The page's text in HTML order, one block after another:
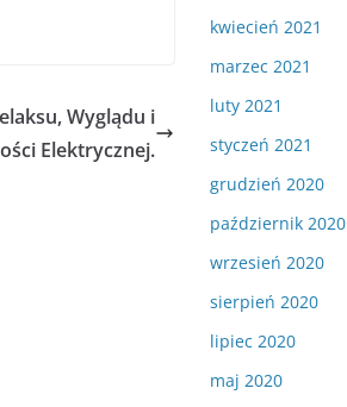
Wyglądu i
Elektrycznej.
kwiecień 2021
marzec 2021
luty 2021
styczeń 2021
grudzień 2020
październik 2020
wrzesień 2020
sierpień 2020
lipiec 2020
maj 2020